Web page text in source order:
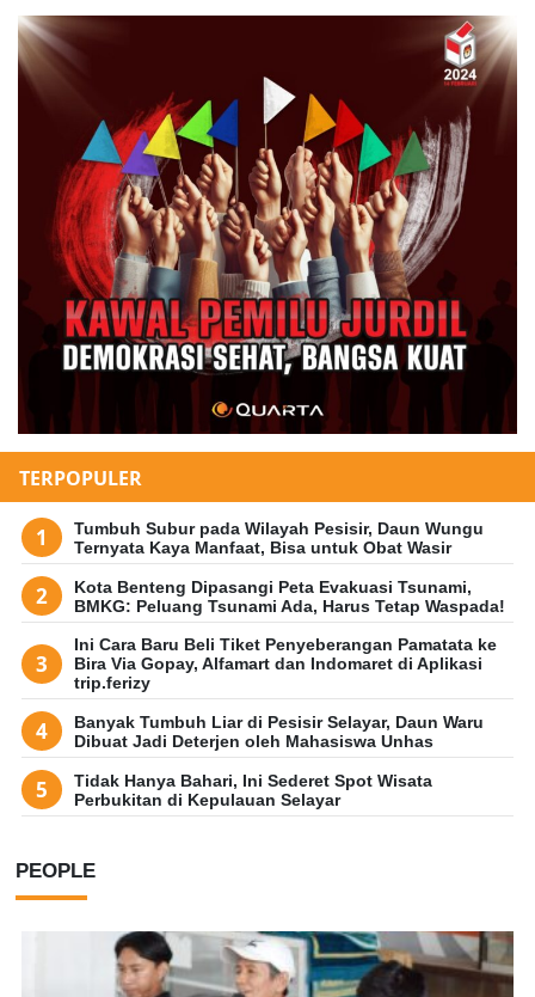
TERPOPULER
Tumbuh Subur pada Wilayah Pesisir, Daun Wungu
Ternyata Kaya Manfaat, Bisa untuk Obat Wasir
Kota Benteng Dipasangi Peta Evakuasi Tsunami,
BMKG: Peluang Tsunami Ada, Harus Tetap Waspada!
Ini Cara Baru Beli Tiket Penyeberangan Pamatata ke
Bira Via Gopay, Alfamart dan Indomaret di Aplikasi
trip.ferizy
Banyak Tumbuh Liar di Pesisir Selayar, Daun Waru
Dibuat Jadi Deterjen oleh Mahasiswa Unhas
Tidak Hanya Bahari, Ini Sederet Spot Wisata
Perbukitan di Kepulauan Selayar
PEOPLE